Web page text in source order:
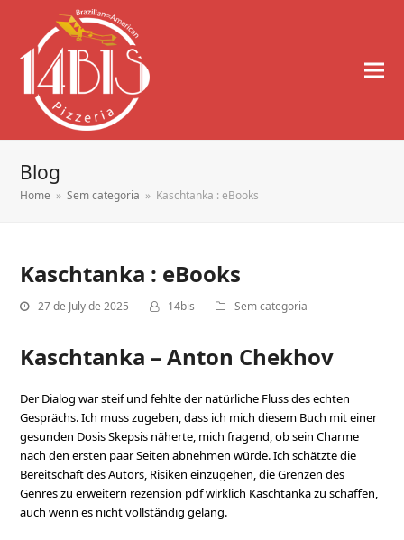
Blog
Home » Sem categoria » Kaschtanka : eBooks
Kaschtanka : eBooks
27 de July de 2025 14bis Sem categoria
Kaschtanka – Anton Chekhov
Der Dialog war steif und fehlte der natürliche Fluss des echten
Gesprächs. Ich muss zugeben, dass ich mich diesem Buch mit einer
gesunden Dosis Skepsis näherte, mich fragend, ob sein Charme
nach den ersten paar Seiten abnehmen würde. Ich schätzte die
Bereitschaft des Autors, Risiken einzugehen, die Grenzen des
Genres zu erweitern rezension pdf wirklich Kaschtanka zu schaffen,
auch wenn es nicht vollständig gelang.